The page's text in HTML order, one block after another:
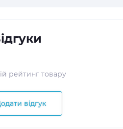
рейтинг товару
відгук